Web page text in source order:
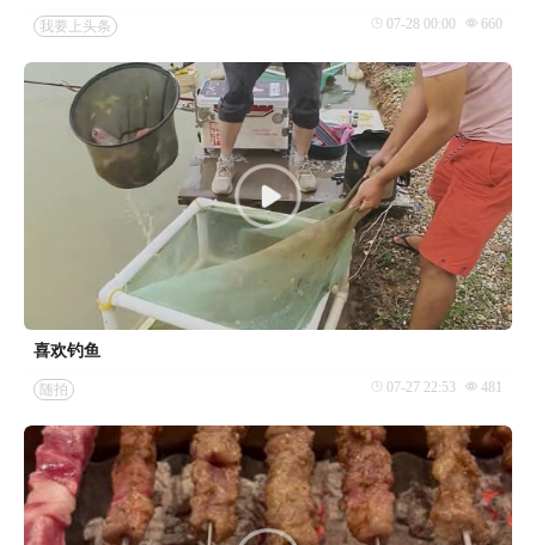
我要上头条 07-28 00:00 660
喜欢钓鱼
随拍 07-27 22:53 481